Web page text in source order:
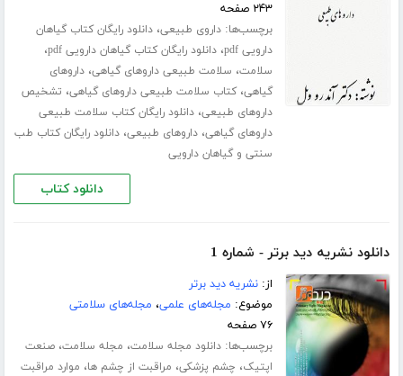
۲۴۳ صفحه
برچسب‌ها:داروی طبیعی،دانلود رایگان کتاب گیاهان
دارویی pdf
،دانلود رایگان کتاب گیاهان دارویی pdf ،
سلامت، سلامت طبیعی داروهای گیاهی،داروهای
گیاهی،کتاب سلامت طبیعی داروهای گیاهی، تشخیص
داروهای طبیعی،دانلود رایگان کتاب سلامت طبیعی
داروهای گیاهی،داروهای طبیعی،دانلود رایگان کتاب طب
سنتی و گیاهان دارویی
دانلود کتاب
دانلود نشریه دید برتر - شماره 1
از:نشریه دید برتر
موضوع: مجله‌های علمی، مجله‌های سلامتی
۷۶ صفحه
برچسب‌ها:دانلود مجله سلامت، مجله سلامت،صنعت
اپتیک، چشم پزشکی، مراقبت از چشم ها، موارد مراقبت